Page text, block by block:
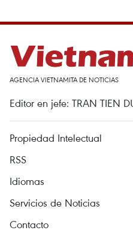
AGENCIA VIETNAMITA DE NOTICIAS
Editor en jefe: TRAN TIEN
Propiedad Intelectual
RSS
Idiomas
Servicios de Noticias
Contacto